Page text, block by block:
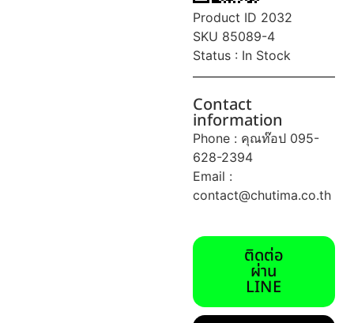
Product ID 2032
SKU 85089-4
Status : In Stock
Contact
information
Phone : คุณท๊อป 095-
628-2394
Email :
contact@chutima.co.th
ติดต่อ
ผ่าน
LINE